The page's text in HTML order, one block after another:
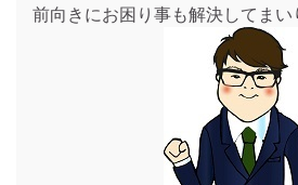
前向きにお困り事も解決してまい